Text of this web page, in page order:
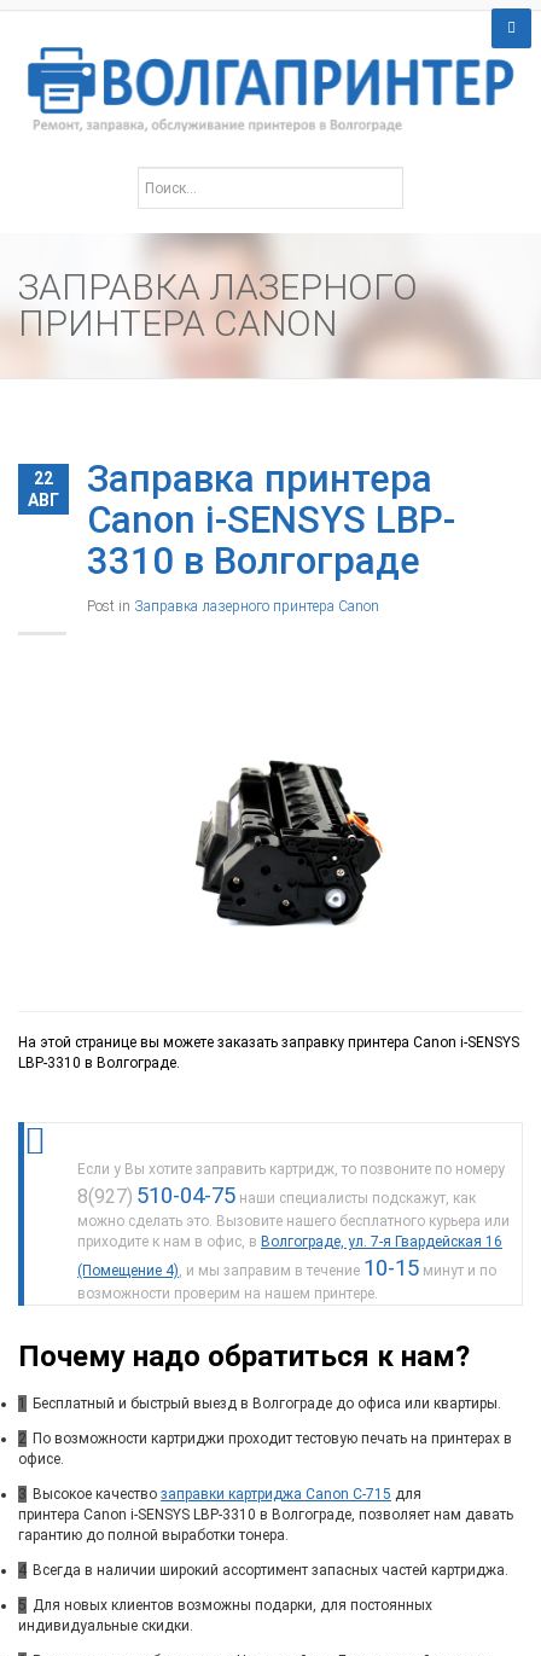
ЗАПРАВКА ЛАЗЕРНОГО
ПРИНТЕРА CANON
22
АВГ
Заправка принтера
Canon i-SENSYS LBP-
3310 в Волгограде
Post in Заправка лазерного принтера Canon
На этой странице вы можете заказать заправку принтера Canon i-SENSYS
LBP-3310 в Волгограде.
Если у Вы хотите заправить картридж, то позвоните по номеру
8(927) 510-04-75 наши специалисты подскажут, как
можно сделать это. Вызовите нашего бесплатного курьера или
приходите к нам в офис, в Волгограде, ул. 7-я Гвардейская 16
(Помещение 4) , и мы заправим в течение 10-15 минут и по
возможности проверим на нашем принтере.
Почему надо обратиться к нам?
1 Бесплатный и быстрый выезд в Волгограде до офиса или квартиры.
2 По возможности картриджи проходит тестовую печать на принтерах в
офисе.
3 Высокое качество заправки картриджа Canon C-715 для
принтера Canon i-SENSYS LBP-3310 в Волгограде, позволяет нам давать
гарантию до полной выработки тонера.
4 Всегда в наличии широкий ассортимент запасных частей картриджа.
5 Для новых клиентов возможны подарки, для постоянных
индивидуальные скидки.